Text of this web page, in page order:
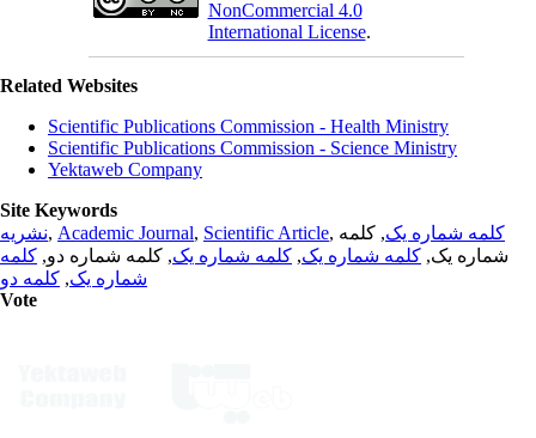
NonCommercial 4.0
International License.
Related Websites
Scientific Publications Commission - Health Ministry
Scientific Publications Commission - Science Ministry
Yektaweb Company
Site Keywords
نشریه, Academic Journal, Scientific Article, کلمه شماره یک, کلمه
شماره یک, کلمه شماره یک, کلمه شماره یک, کلمه شماره دو, کلمه
شماره یک, کلمه دو
Vote